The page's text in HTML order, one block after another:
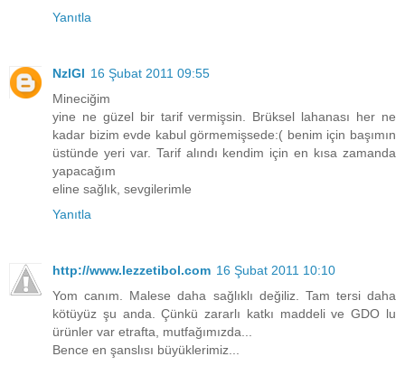
Yanıtla
NzlGl 16 Şubat 2011 09:55
Mineciğim
yine ne güzel bir tarif vermişsin. Brüksel lahanası her ne
kadar bizim evde kabul görmemişsede:( benim için başımın
üstünde yeri var. Tarif alındı kendim için en kısa zamanda
yapacağım
eline sağlık, sevgilerimle
Yanıtla
http://www.lezzetibol.com 16 Şubat 2011 10:10
Yom canım. Malese daha sağlıklı değiliz. Tam tersi daha
kötüyüz şu anda. Çünkü zararlı katkı maddeli ve GDO lu
ürünler var etrafta, mutfağımızda...
Bence en şanslısı büyüklerimiz...